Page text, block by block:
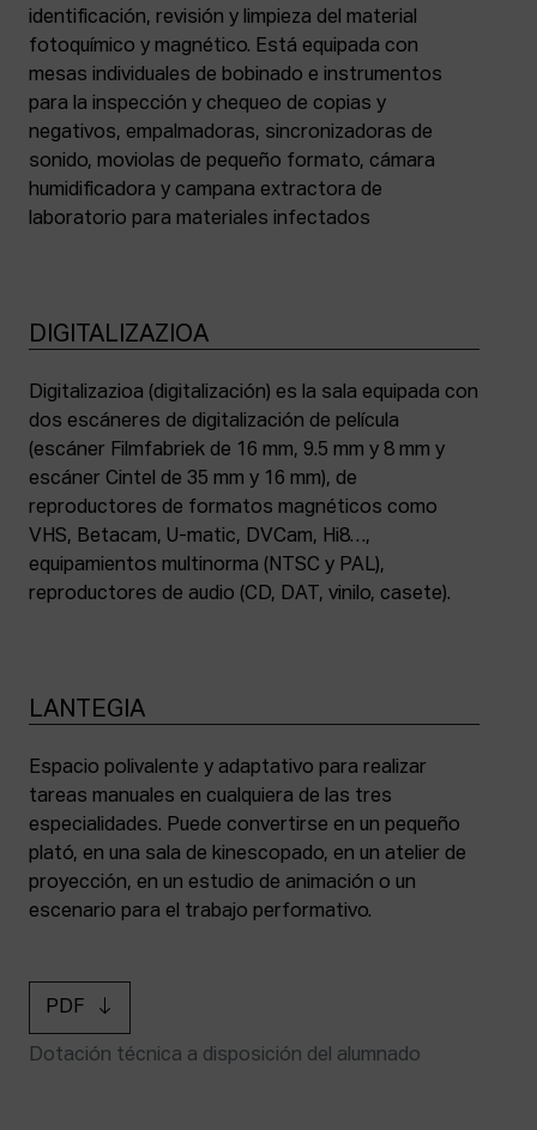
identificación, revisión y limpieza del material
fotoquímico y magnético. Está equipada con
mesas individuales de bobinado e instrumentos
para la inspección y chequeo de copias y
negativos, empalmadoras, sincronizadoras de
sonido, moviolas de pequeño formato, cámara
humidificadora y campana extractora de
laboratorio para materiales infectados
DIGITALIZAZIOA
Digitalizazioa (digitalización) es la sala equipada con
dos escáneres de digitalización de película
(escáner Filmfabriek de 16 mm, 9.5 mm y 8 mm y
escáner Cintel de 35 mm y 16 mm), de
reproductores de formatos magnéticos como
VHS, Betacam, U-matic, DVCam, Hi8…,
equipamientos multinorma (NTSC y PAL),
reproductores de audio (CD, DAT, vinilo, casete).
LANTEGIA
Espacio polivalente y adaptativo para realizar
tareas manuales en cualquiera de las tres
especialidades. Puede convertirse en un pequeño
plató, en una sala de kinescopado, en un atelier de
proyección, en un estudio de animación o un
escenario para el trabajo performativo.
PDF
Dotación técnica a disposición del alumnado